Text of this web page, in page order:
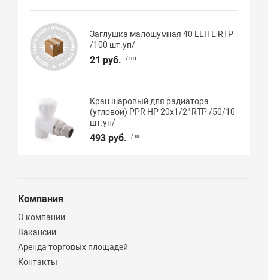
Заглушка малошумная 40 ELITE RTP
/100 шт.уп/
21 руб. / шт.
Кран шаровый для радиатора
(угловой) PPR НР 20х1/2" RTP /50/10
шт.уп/
493 руб. / шт.
Компания
О компании
Вакансии
Аренда торговых площадей
Контакты